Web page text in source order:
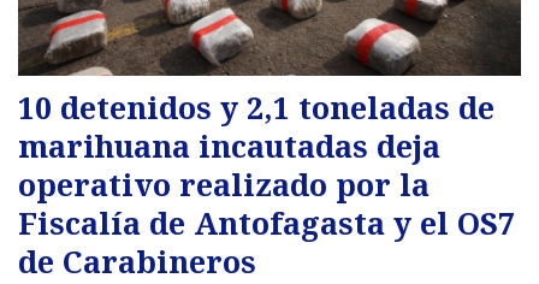
10 detenidos y 2,1 toneladas de
marihuana incautadas deja
operativo realizado por la
Fiscalía de Antofagasta y el OS7
de Carabineros